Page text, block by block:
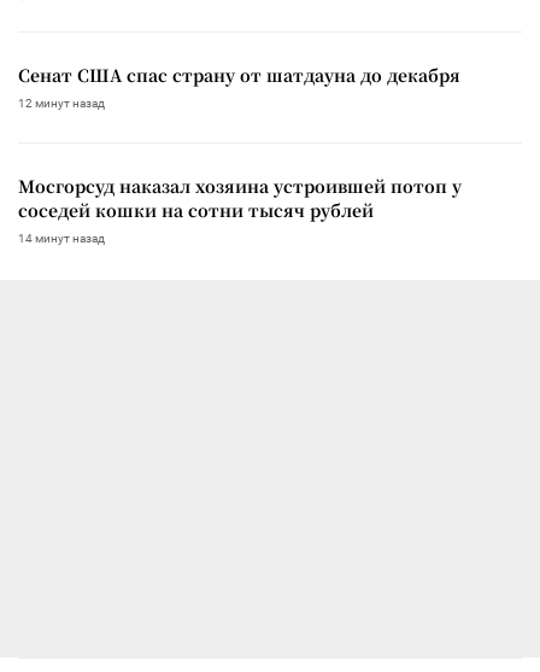
Сенат США спас страну от шатдауна до декабря
12 минут назад
Мосгорсуд наказал хозяина устроившей потоп у
соседей кошки на сотни тысяч рублей
14 минут назад